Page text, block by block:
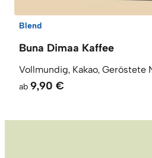
Blend
Buna Dimaa Kaffee
Vollmundig, Kakao, Geröstete
ab 9,90 €